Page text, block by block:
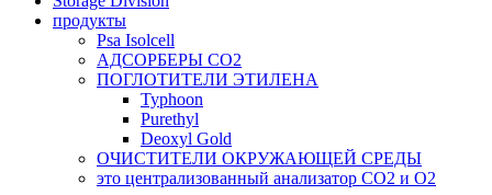
продукты
Psa Isolcell
АДСОРБЕРЫ CO2
ПОГЛОТИТЕЛИ ЭТИЛЕНА
Typhoon
Purethyl
Deoxyl Gold
ОЧИСТИТЕЛИ ОКРУЖАЮЩЕЙ СРЕДЫ
это централизованный анализатор CO2 и O2